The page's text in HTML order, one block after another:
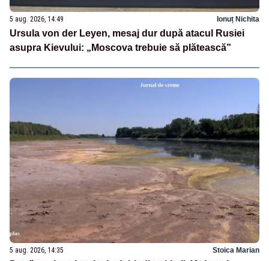
5 aug. 2026, 14:49 Ionuț Nichita
Ursula von der Leyen, mesaj dur după atacul Rusiei
asupra Kievului: „Moscova trebuie să plătească”
5 aug. 2026, 14:35 Stoica Marian